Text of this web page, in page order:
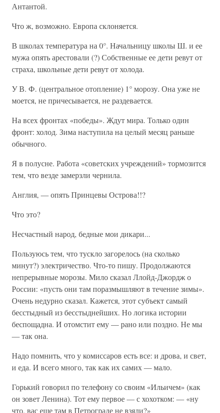
Антантой.
Что ж, возможно. Европа склоняется.
В школах температура на 0°. Начальницу школы Ш. и ее
мужа опять арестовали (?) Собственные ее дети ревут от
страха, школьные дети ревут от холода.
У В. Ф. (центральное отопление) 1° морозу. Она уже не
моется, не причесывается, не раздевается.
На всех фронтах «победы». Ждут мира. Только один
фронт: холод. Зима наступила на целый месяц раньше
обычного.
Я в полусне. Работа «советских учреждений» тормозится
тем, что везде замерзли чернила.
Англия, — опять Принцевы Острова!!?
Что это?
Несчастный народ, бедные мои дикари...
Пользуюсь тем, что тускло загорелось (на сколько
минут?) электричество. Что-то пишу. Продолжаются
непрерывные морозы. Мило сказал Ллойд-Джордж о
России: «пусть они там поразмышляют в течение зимы».
Очень недурно сказал. Кажется, этот субъект самый
бесстыдный из бесстыднейших. Но логика истории
беспощадна. И отомстит ему — рано или поздно. Не мы
— так она.
Надо помнить, что у комиссаров есть все: и дрова, и свет,
и еда. И всего много, так как их самих — мало.
Горький говорил по телефону со своим «Ильичем» (как
он зовет Ленина). Тот ему первое — с хохотком: — «ну
что, вас еще там в Петрограде не взяли?»